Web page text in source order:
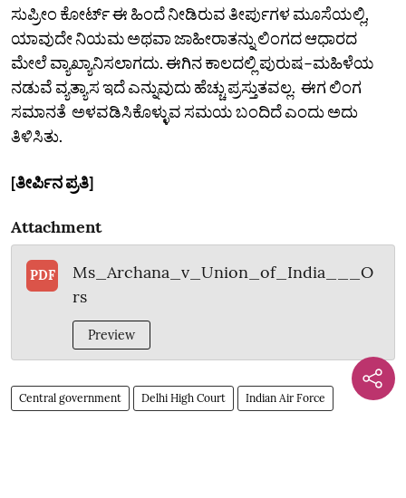
ಸುಪ್ರೀಂ ಕೋರ್ಟ್ ಈ ಹಿಂದೆ ನೀಡಿರುವ ತೀರ್ಪುಗಳ ಮೂಸೆಯಲ್ಲಿ,
ಯಾವುದೇ ನಿಯಮ ಅಥವಾ ಜಾಹೀರಾತನ್ನು ಲಿಂಗದ ಆಧಾರದ
ಮೇಲೆ ವ್ಯಾಖ್ಯಾನಿಸಲಾಗದು. ಈಗಿನ ಕಾಲದಲ್ಲಿ ಪುರುಷ–ಮಹಿಳೆಯ
ನಡುವೆ ವ್ಯತ್ಯಾಸ ಇದೆ ಎನ್ನುವುದು ಹೆಚ್ಚು ಪ್ರಸ್ತುತವಲ್ಲ. ಈಗ ಲಿಂಗ
ಸಮಾನತೆ ಅಳವಡಿಸಿಕೊಳ್ಳುವ ಸಮಯ ಬಂದಿದೆ ಎಂದು ಅದು
ತಿಳಿಸಿತು.
[ತೀರ್ಪಿನ ಪ್ರತಿ]
Attachment
PDF
Ms_Archana_v_Union_of_India___O
rs
Preview
Central government Delhi High Court Indian Air Force